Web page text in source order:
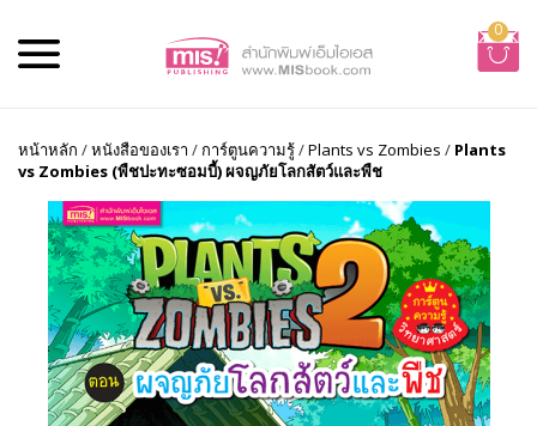
0
หน้าหลัก /หนังสือของเรา / การ์ตูนความรู้/Plants vs Zombies / Plants
vs Zombies (พืชปะทะซอมบี้) ผจญภัยโลกสัตว์และพืช